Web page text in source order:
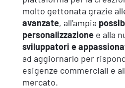
molto gettonata grazie
avanzate, all’ampia
personalizzazionee alla
sviluppatori e
ad aggiornarlo per
esigenze commerciali e
mercato.